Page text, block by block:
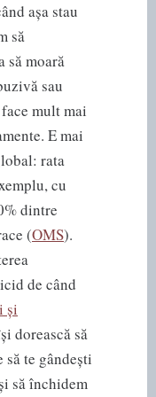
așa stau
să
să moară
sau
mult mai
E mai
rata
cu
dintre
(OMS).
de când
și
dorească să
să te gândești
să închidem